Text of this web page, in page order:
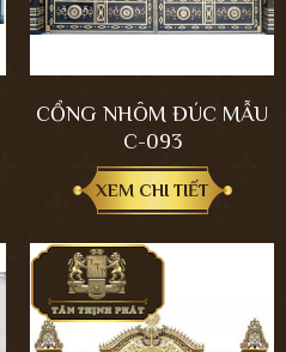
CỔNG NHÔM ĐÚC MẪU
C-093
XEM CHI TIẾT